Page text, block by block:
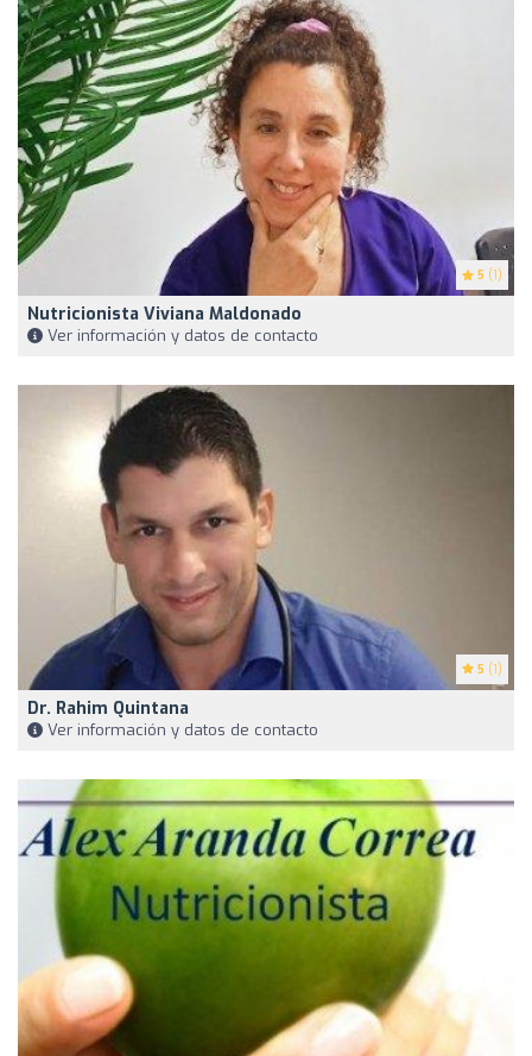
5 (1)
Nutricionista Viviana Maldonado
Ver información y datos de contacto
5 (1)
Dr. Rahim Quintana
Ver información y datos de contacto